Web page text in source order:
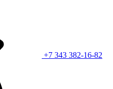
+7 343 382-16-82